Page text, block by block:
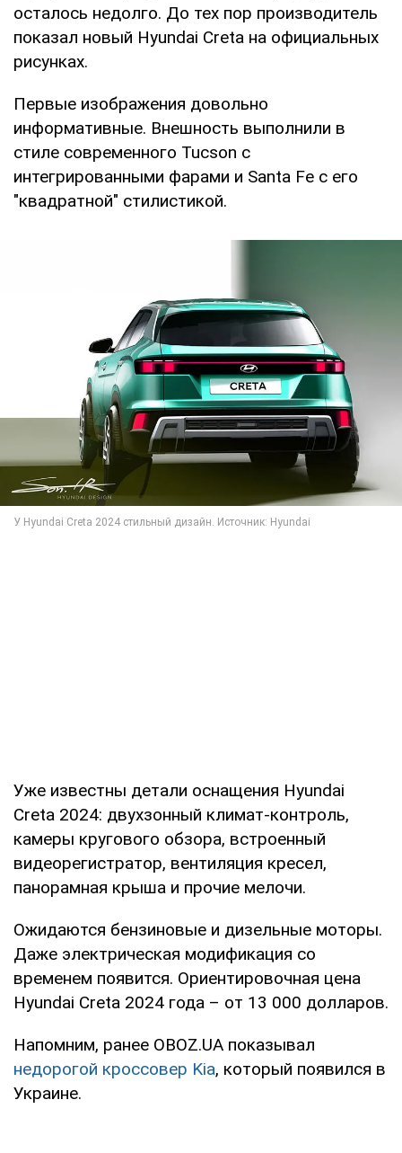
осталось недолго. До тех пор производитель
показал новый Hyundai Creta на официальных
рисунках.
Первые изображения довольно
информативные. Внешность выполнили в
стиле современного Tucson с
интегрированными фарами и Santa Fe с его
"квадратной" стилистикой.
Уже известны детали оснащения Hyundai
Creta 2024: двухзонный климат-контроль,
камеры кругового обзора, встроенный
видеорегистратор, вентиляция кресел,
панорамная крыша и прочие мелочи.
Ожидаются бензиновые и дизельные моторы.
Даже электрическая модификация со
временем появится. Ориентировочная цена
Hyundai Creta 2024 года – от 13 000 долларов.
Напомним, ранее OBOZ.UA показывал
недорогой кроссовер Kia, который появился в
Украине.